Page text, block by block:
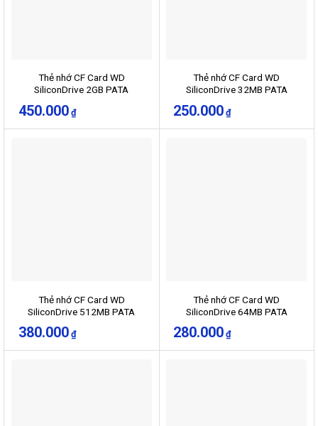
Thẻ nhớ CF Card WD
SiliconDrive 2GB PATA
450.000 ₫
Thẻ nhớ CF Card WD
SiliconDrive 32MB PATA
250.000 ₫
Thẻ nhớ CF Card WD
SiliconDrive 512MB PATA
380.000 ₫
Thẻ nhớ CF Card WD
SiliconDrive 64MB PATA
280.000 ₫